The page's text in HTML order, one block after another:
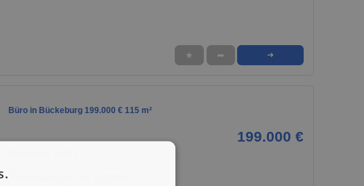
★ ➦ ➜
Büro in Bückeburg 199.000 € 115 m²
199.000 €